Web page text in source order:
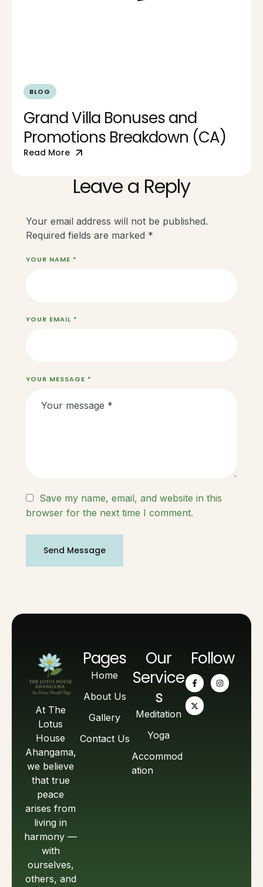
BLOG
Grand Villa Bonuses and
Promotions Breakdown (CA)
Read More
Leave a Reply
Your email address will not be published.
Required fields are marked *
YOUR MESSAGE *
YOUR NAME *
YOUR EMAIL *
Save my name, email, and website in this
browser for the next time I comment.
Send Message
At The
Lotus
House
Ahangama,
we believe
that true
peace
arises from
living in
harmony —
with
ourselves,
others, and
Pages
Home
About Us
Gallery
Contact Us
Our
Service
s
Meditation
Yoga
Accommod
ation
Follow